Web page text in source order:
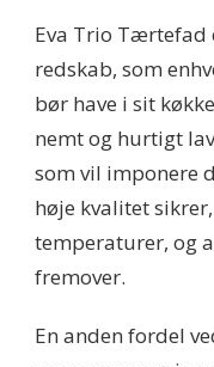
Eva Trio Tærtefad
redskab, som
bør have i sit
nemt og hurtigt
som vil imponere
høje kvalitet
temperaturer, og
fremover.
En anden fordel